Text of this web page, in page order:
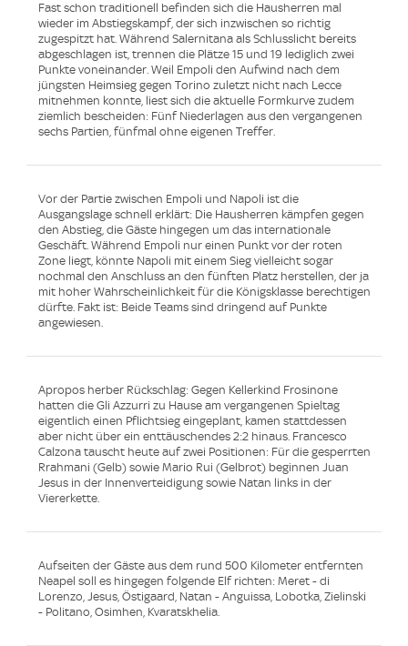
Fast schon traditionell befinden sich die Hausherren mal
wieder im Abstiegskampf, der sich inzwischen so richtig
zugespitzt hat. Während Salernitana als Schlusslicht bereits
abgeschlagen ist, trennen die Plätze 15 und 19 lediglich zwei
Punkte voneinander. Weil Empoli den Aufwind nach dem
jüngsten Heimsieg gegen Torino zuletzt nicht nach Lecce
mitnehmen konnte, liest sich die aktuelle Formkurve zudem
ziemlich bescheiden: Fünf Niederlagen aus den vergangenen
sechs Partien, fünfmal ohne eigenen Treffer.
Vor der Partie zwischen Empoli und Napoli ist die
Ausgangslage schnell erklärt: Die Hausherren kämpfen gegen
den Abstieg, die Gäste hingegen um das internationale
Geschäft. Während Empoli nur einen Punkt vor der roten
Zone liegt, könnte Napoli mit einem Sieg vielleicht sogar
nochmal den Anschluss an den fünften Platz herstellen, der ja
mit hoher Wahrscheinlichkeit für die Königsklasse berechtigen
dürfte. Fakt ist: Beide Teams sind dringend auf Punkte
angewiesen.
Apropos herber Rückschlag: Gegen Kellerkind Frosinone
hatten die Gli Azzurri zu Hause am vergangenen Spieltag
eigentlich einen Pflichtsieg eingeplant, kamen stattdessen
aber nicht über ein enttäuschendes 2:2 hinaus. Francesco
Calzona tauscht heute auf zwei Positionen: Für die gesperrten
Rrahmani (Gelb) sowie Mario Rui (Gelbrot) beginnen Juan
Jesus in der Innenverteidigung sowie Natan links in der
Viererkette.
Aufseiten der Gäste aus dem rund 500 Kilometer entfernten
Neapel soll es hingegen folgende Elf richten: Meret - di
Lorenzo, Jesus, Östigaard, Natan - Anguissa, Lobotka, Zielinski
- Politano, Osimhen, Kvaratskhelia.